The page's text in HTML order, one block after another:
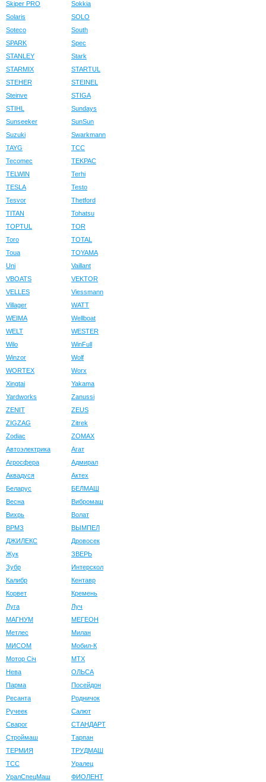
Skiper PRO
Sokkia
Solaris
SOLO
Soteco
South
SPARK
Spec
STANLEY
Stark
STARMIX
STARTUL
STEHER
STEINEL
Steinve
STIGA
STIHL
Sundays
Sunseeker
SunSun
Suzuki
Swarkmann
TAYG
TCC
Tecomec
TEKPAC
TELWIN
Terhi
TESLA
Testo
Tesvor
Thetford
TITAN
Tohatsu
TOPTUL
TOR
Toro
TOTAL
Toua
TOYAMA
Uni
Vaillant
VBOATS
VEKTOR
VELLES
Viessmann
Villager
WATT
WEIMA
Wellboat
WELT
WESTER
Wilo
WinFull
Winzor
Wolf
WORTEX
Worx
Xingtai
Yakama
Yardworks
Zanussi
ZENIT
ZEUS
ZIGZAG
Zitrek
Zodiac
ZOMAX
Автоэлектрика
Агат
Агросфера
Адмирал
Аквадуся
Актех
Беларус
БЕЛМАШ
Весна
Вибромаш
Вихрь
Волат
ВРМЗ
ВЫМПЕЛ
ДЖИЛЕКС
Дровосек
Жук
ЗВЕРЬ
Зубр
Интерскол
Калибр
Кентавр
Корвет
Кремень
Луга
Луч
МАГНУМ
МЕГЕОН
Метлес
Милан
МИСОМ
Мобил-К
Мотор Сiч
МТХ
Нева
ОЛЬСА
Парма
Посейдон
Ресанта
Родничок
Ручеек
Салют
Сварог
СТАНДАРТ
Строймаш
Тарпан
ТЕРМИЯ
ТРУДМАШ
ТСС
Уралец
УралСпецМаш
ФИОЛЕНТ